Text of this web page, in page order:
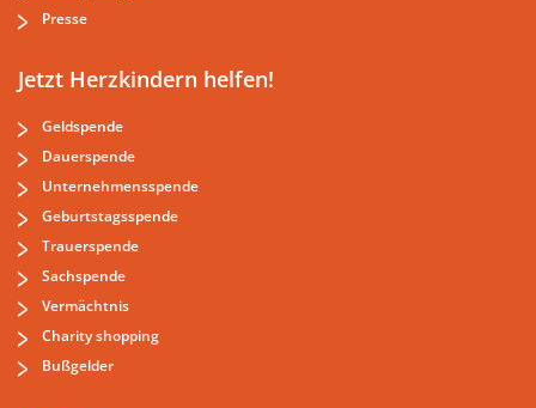
Presse
Jetzt Herzkindern helfen!
Geldspende
Dauerspende
Unternehmensspende
Geburtstagsspende
Trauerspende
Sachspende
Vermächtnis
Charity shopping
Bußgelder